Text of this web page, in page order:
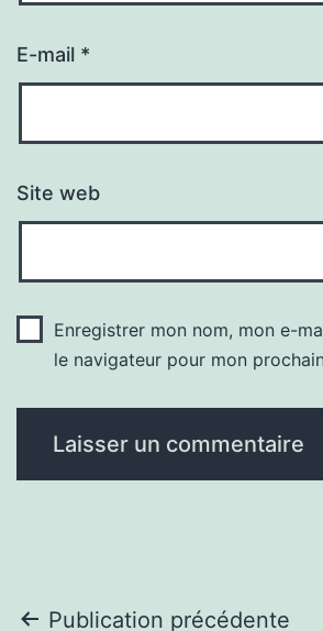
E-mail *
Site web
Enregistrer mon nom, mon e-
le navigateur pour mon
Publication précédente